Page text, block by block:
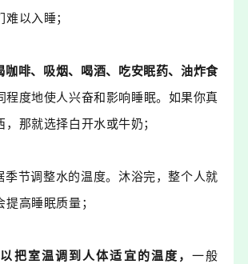
以入睡；
咖啡、吸烟、喝酒、吃安眠药、油炸食
程度地使人兴奋和影响睡眠。如果你真
那就选择白开水或牛奶；
季节调整水的温度。沐浴完，整个人就
高睡眠质量；
把室温调到人体适宜的温度，一般